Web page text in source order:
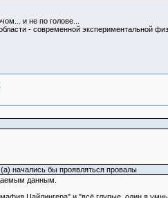
и не по голове...
- современной экспериментальной
начались бы проявляться провалы
данным.